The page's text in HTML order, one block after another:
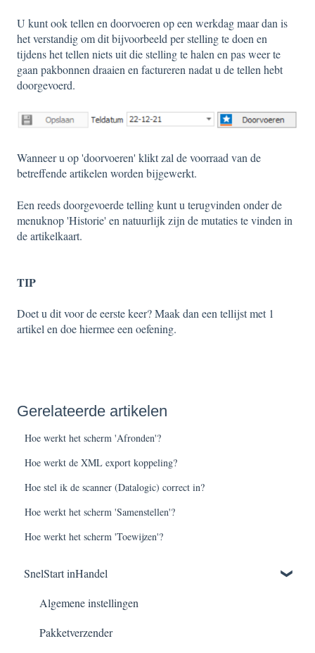
U kunt ook tellen en doorvoeren op een werkdag maar dan is
het verstandig om dit bijvoorbeeld per stelling te doen en
tijdens het tellen niets uit die stelling te halen en pas weer te
gaan pakbonnen draaien en factureren nadat u de tellen hebt
doorgevoerd.
Wanneer u op 'doorvoeren' klikt zal de voorraad van de
betreffende artikelen worden bijgewerkt.
Een reeds doorgevoerde telling kunt u terugvinden onder de
menuknop 'Historie' en natuurlijk zijn de mutaties te vinden in
de artikelkaart.
TIP
Doet u dit voor de eerste keer? Maak dan een tellijst met 1
artikel en doe hiermee een oefening.
Gerelateerde artikelen
Hoe werkt het scherm 'Afronden'?
Hoe werkt de XML export koppeling?
Hoe stel ik de scanner (Datalogic) correct in?
Hoe werkt het scherm 'Samenstellen'?
Hoe werkt het scherm 'Toewijzen'?
SnelStart inHandel
Algemene instellingen
Pakketverzender